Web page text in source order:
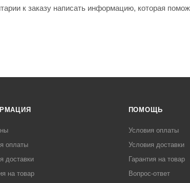
к заказу написать информацию, которая
оплаты
доставки
на товар
ПОМОЩЬ
Условия оплаты
Условия доставки
Гарантия на товар
Вопрос-ответ